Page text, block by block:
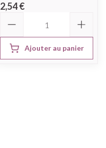
2,54 €
Ajouter au panier